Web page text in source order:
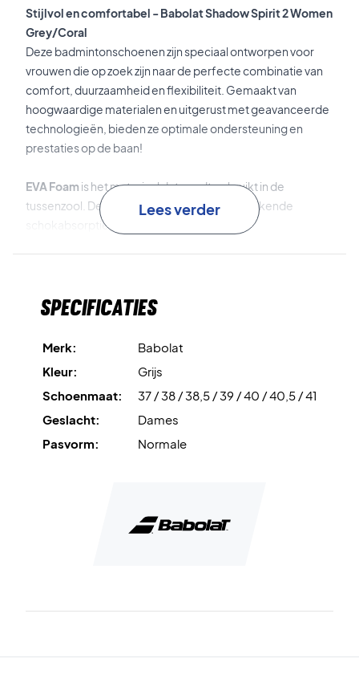
Stijlvol en comfortabel - Babolat Shadow Spirit 2 Women
Grey/Coral
Deze badmintonschoenen zijn speciaal ontworpen voor
vrouwen die op zoek zijn naar de perfecte combinatie van
comfort, duurzaamheid en flexibiliteit. Gemaakt van
hoogwaardige materialen en uitgerust met geavanceerde
technologieën, bieden ze optimale ondersteuning en
prestaties op de baan!
EVA Foam is het materiaal dat wordt gebruikt in de
tussenzool. Deze tussenzool zorgt voor uitstekende
schokabsorptie.
richtingsveranderingen mogelijk zijn.
Active Rocker
is de afgeronde buitenzool die de beste
bewegingen.
Michelin Sole is de duurzame buitenzool die in
samenwerking met Michelin is ontwikkeld. Deze zool biedt
badmintonschoenen voor dames vandaag nog!
Kleur: Grijs met koraalkleurige details.
Lees verder
Specificaties
Merk:
Babolat
Kleur:
Grijs
Schoenmaat:
37 / 38 / 38,5 / 39 / 40 / 40,5 / 41
Geslacht:
Dames
Pasvorm:
Normale